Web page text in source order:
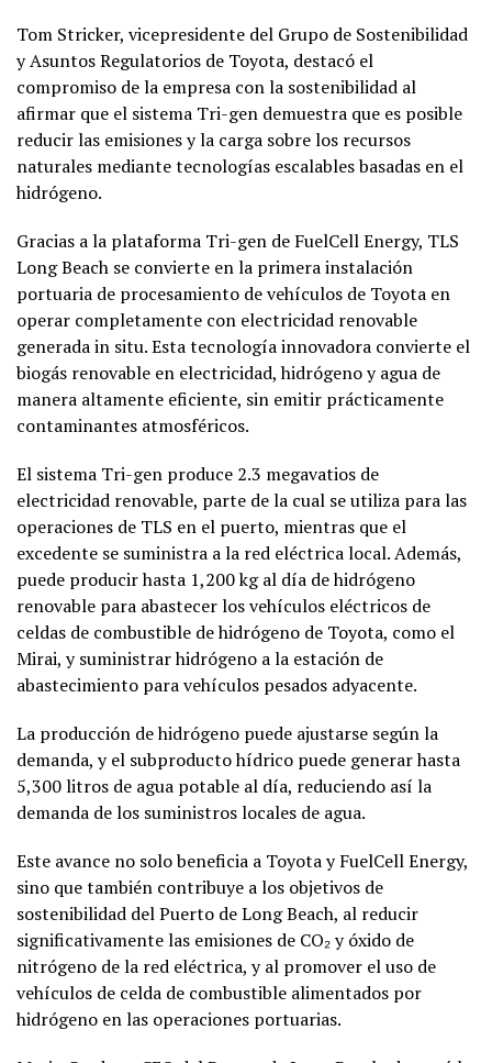
Tom Stricker, vicepresidente del Grupo de Sostenibilidad
y Asuntos Regulatorios de Toyota, destacó el
compromiso de la empresa con la sostenibilidad al
afirmar que el sistema Tri-gen demuestra que es posible
reducir las emisiones y la carga sobre los recursos
naturales mediante tecnologías escalables basadas en el
hidrógeno.
Gracias a la plataforma Tri-gen de FuelCell Energy, TLS
Long Beach se convierte en la primera instalación
portuaria de procesamiento de vehículos de Toyota en
operar completamente con electricidad renovable
generada in situ. Esta tecnología innovadora convierte el
biogás renovable en electricidad, hidrógeno y agua de
manera altamente eficiente, sin emitir prácticamente
contaminantes atmosféricos.
El sistema Tri-gen produce 2.3 megavatios de
electricidad renovable, parte de la cual se utiliza para las
operaciones de TLS en el puerto, mientras que el
excedente se suministra a la red eléctrica local. Además,
puede producir hasta 1,200 kg al día de hidrógeno
renovable para abastecer los vehículos eléctricos de
celdas de combustible de hidrógeno de Toyota, como el
Mirai, y suministrar hidrógeno a la estación de
abastecimiento para vehículos pesados adyacente.
La producción de hidrógeno puede ajustarse según la
demanda, y el subproducto hídrico puede generar hasta
5,300 litros de agua potable al día, reduciendo así la
demanda de los suministros locales de agua.
Este avance no solo beneficia a Toyota y FuelCell Energy,
sino que también contribuye a los objetivos de
sostenibilidad del Puerto de Long Beach, al reducir
significativamente las emisiones de CO₂ y óxido de
nitrógeno de la red eléctrica, y al promover el uso de
vehículos de celda de combustible alimentados por
hidrógeno en las operaciones portuarias.